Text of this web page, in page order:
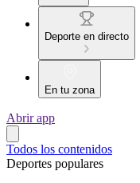
Deporte en directo
En tu zona
Abrir app
Todos los contenidos
Deportes populares